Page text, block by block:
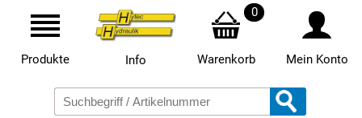
Produkte Info
0
Warenkorb Mein Konto